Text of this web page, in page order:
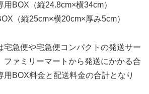
用BOX（縦24.8cm×横34cm）
（縦25cm×横20cm×厚み5cm）
宅急便や宅急便コンパクトの発送サー
ファミリーマートから発送にかかる合
用BOX料金と配送料金の合計となり